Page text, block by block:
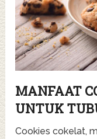
MANFAAT
UNTUK
Cookies cokelat,